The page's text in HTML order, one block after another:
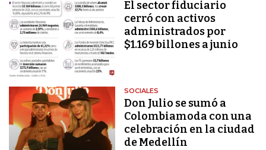
El sector fiduciario
cerró con activos
administrados por
$1.169 billones a junio
SOCIALES
Don Julio se sumó a
Colombiamoda con una
celebración en la ciudad
de Medellín